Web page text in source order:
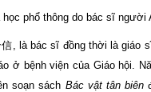
phổ thông do bác sĩ người
, là bác sĩ đồng thời là
ở bệnh viện của Giáo hội.
soạn sách Bác vật tân biên